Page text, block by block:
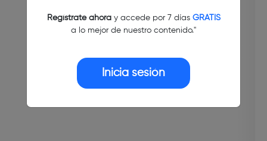
Regístrate ahoray accede por 7 días GRATIS
a lo mejor de nuestro contenido."
Inicia sesión